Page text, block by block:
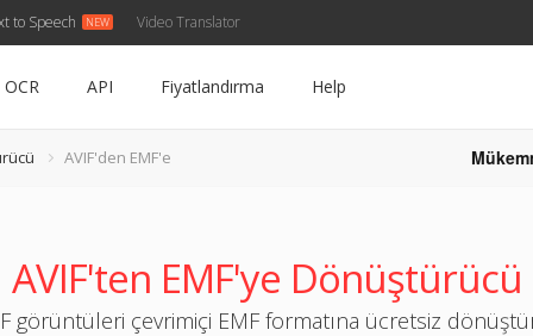
to Speech Video Translator
OCR API Fiyatlandırma Help
AVIF'den EMF'e
AVIF'ten EMF'ye Dönüştürücü
görüntüleri çevrimiçi EMF formatına ücretsiz